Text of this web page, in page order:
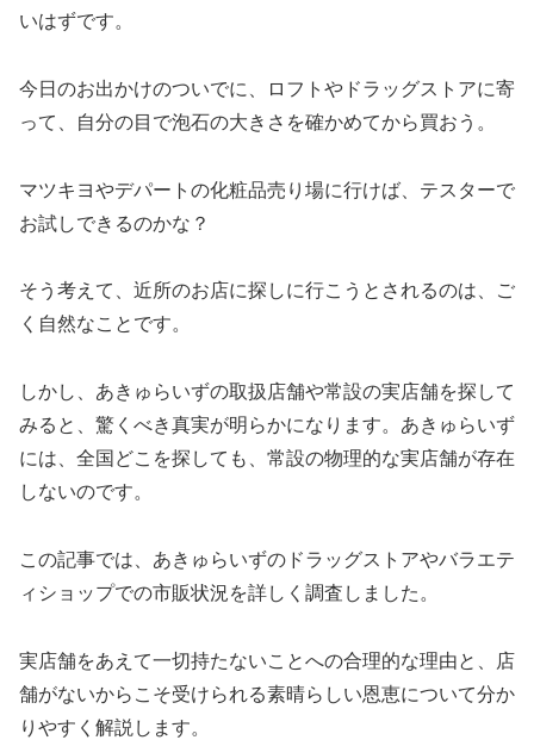
いはずです。
今日のお出かけのついでに、ロフトやドラッグストアに寄
って、自分の目で泡石の大きさを確かめてから買おう。
マツキヨやデパートの化粧品売り場に行けば、テスターで
お試しできるのかな？
そう考えて、近所のお店に探しに行こうとされるのは、ご
く自然なことです。
しかし、あきゅらいずの取扱店舗や常設の実店舗を探して
みると、驚くべき真実が明らかになります。あきゅらいず
には、全国どこを探しても、常設の物理的な実店舗が存在
しないのです。
この記事では、あきゅらいずのドラッグストアやバラエテ
ィショップでの市販状況を詳しく調査しました。
実店舗をあえて一切持たないことへの合理的な理由と、店
舗がないからこそ受けられる素晴らしい恩恵について分か
りやすく解説します。